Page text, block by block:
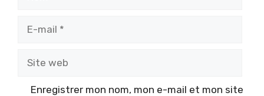
mail
web
Enregistrer mon nom, mon e-mail et mon site